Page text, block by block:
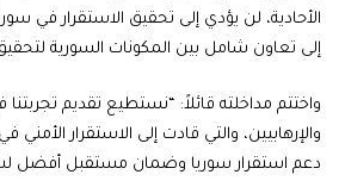
الأحادية، لن يؤدي إلى تحقيق الاستقرار في
إلى تعاون شامل بين المكونات السورية
واختتم مداخلته قائلاً: “نستطيع تقديم
والإرهابيين، والتي قادت إلى الاستقرار
دعم استقرار سوريا وضمان مستقبل أفضل